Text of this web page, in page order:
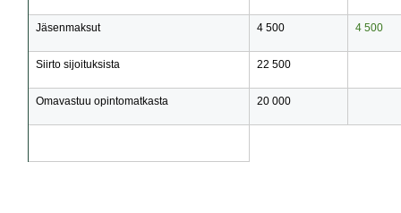
Jäsenmaksut 4 500 4 500
Siirto sijoituksista 22 500
Omavastuu opintomatkasta 20 000